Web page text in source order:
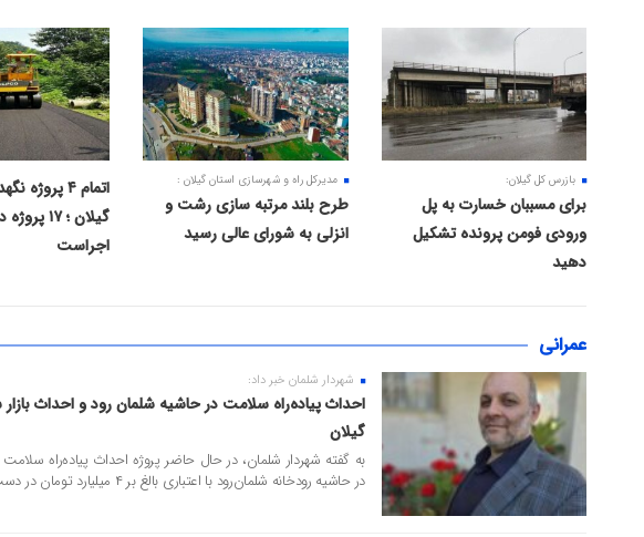
بازرس کل گیلان:
برای مسببان خسارت به پل
ورودی فومن پرونده تشکیل
دهید
۲۹ خرداد ۱۴۰۵
مدیرکل راه و شهرسازی استان گیلان :
طرح بلند مرتبه‌ سازی رشت و
انزلی به شورای عالی رسید
۱۰ خرداد ۱۴۰۵
اتمام ۴ پروژه
گیلان ؛
اجراست
عمرانی
شهردار شلمان خبر داد:
احداث پیاده‌راه سلامت در حاشیه شلمان رود و احداث
گیلان
به گفته شهردار شلمان، در حال حاضر پروژه احداث پیاده‌راه سلامت
در حاشیه رودخانه شلمان‌رود با اعتباری بالغ بر ۴ میلیارد تومان در دست اجراست...